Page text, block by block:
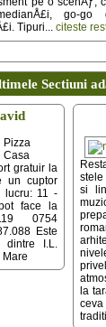
go-go
Tipuri...citeste
Sectiuni
Pizza
Casa
gratuir la
un cuptor
lucru: 11 -
face la
0754
Este
dintre I.L.
stele
si
la